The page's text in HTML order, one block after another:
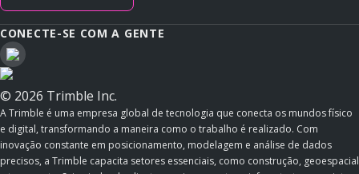
CONECTE-SE COM A GENTE
© 2026 Trimble Inc.
A Trimble é uma empresa global de tecnologia que conecta os mundos físico
e digital, transformando a maneira como o trabalho é realizado. Com
inovação constante em posicionamento, modelagem e análise de dados
precisos, a Trimble capacita setores essenciais, como construção, geoespacial